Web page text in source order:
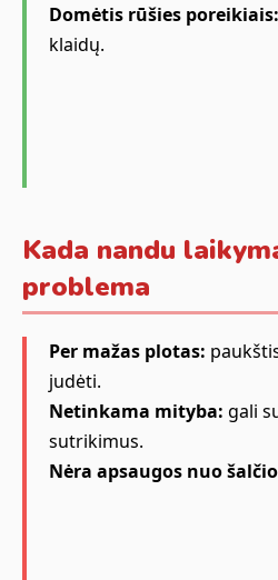
Domėtis rūšies poreikiais:
klaidų.
Kada nandu
problema
Per mažas plotas:
judėti.
Netinkama mityba: gali
sutrikimus.
Nėra apsaugos nuo